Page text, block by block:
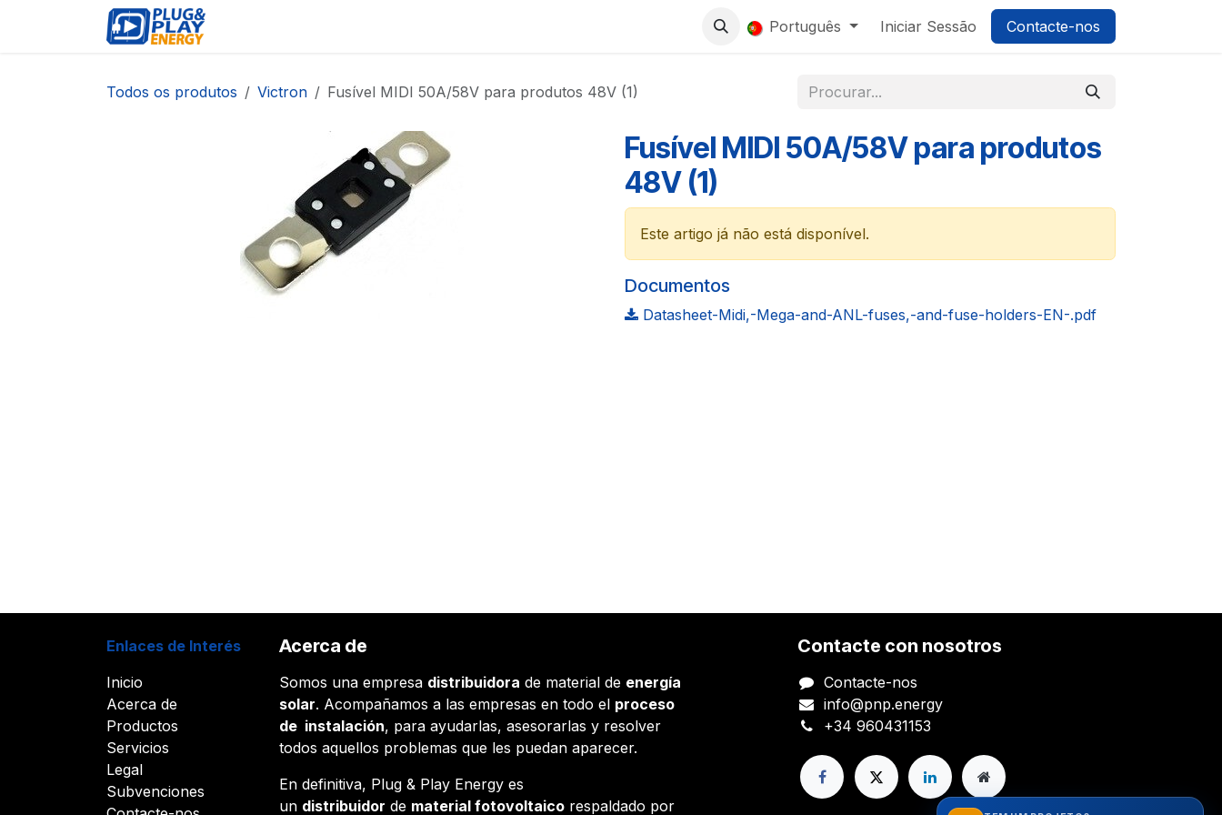
Pular para o conteúdo
0 Português Iniciar Sessão Contacte-nos
Todos os produtos Victron Fusível MIDI 50A/58V para produtos 48V (1)
Fusível MIDI 50A/58V para produtos
48V (1)
Este artigo já não está disponível.
Documentos
Datasheet-Midi,-Mega-and-ANL-fuses,-and-fuse-holders-EN-.pdf
Enlaces de Interés
Inicio
Acerca de
Productos
Servicios
Legal
Subvenciones
Acerca de
Somos una empresa distribuidora de material de energía
solar. Acompañamos a las empresas en todo el proceso
de instalación, para ayudarlas, asesorarlas y resolver
todos aquellos problemas que les puedan aparecer.
En definitiva, Plug & Play Energy es
un distribuidor de material fotovoltaico respaldado por
Contacte con nosotros
Contacte-nos
info@pnp.energy
+34 960431153